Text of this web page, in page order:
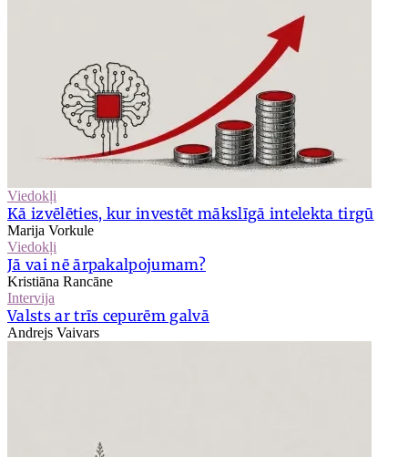
Viedokļi
Kā izvēlēties, kur investēt mākslīgā intelekta tirgū
Marija Vorkule
Viedokļi
Jā vai nē ārpakalpojumam?
Kristiāna Rancāne
Intervija
Valsts ar trīs cepurēm galvā
Andrejs Vaivars